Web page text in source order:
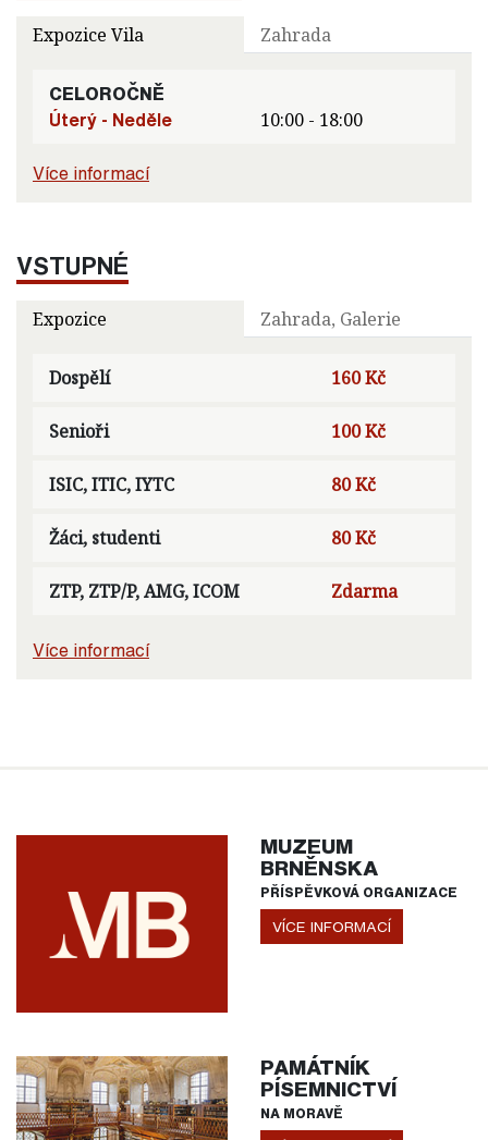
Expozice Vila Zahrada
CELOROČNĚ
Úterý - Neděle
10:00 - 18:00
Více informací
VSTUPNÉ
Expozice Zahrada, Galerie
Dospělí 160 Kč
Senioři 100 Kč
ISIC, ITIC, IYTC 80 Kč
Žáci, studenti 80 Kč
ZTP, ZTP/P, AMG, ICOM Zdarma
Více informací
MUZEUM
BRNĚNSKA
PŘÍSPĚVKOVÁ ORGANIZACE
VÍCE INFORMACÍ
PAMÁTNÍK
PÍSEMNICTVÍ
NA MORAVĚ